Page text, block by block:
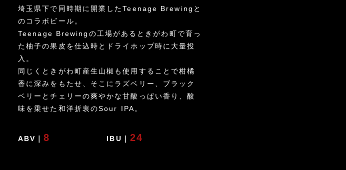
埼玉県下で同時期に開業したTeenage Brewingと
のコラボビール。
Teenage Brewingの工場があるときがわ町で育っ
た柚子の果皮を仕込時とドライホップ時に大量投
入。
同じくときがわ町産生山椒も使用することで柑橘
香に深みをもたせ、そこにラズベリー、ブラック
ベリーとチェリーの爽やかな甘酸っぱい香り、酸
味を乗せた和洋折衷のSour IPA。
ABV｜8 IBU｜ 24